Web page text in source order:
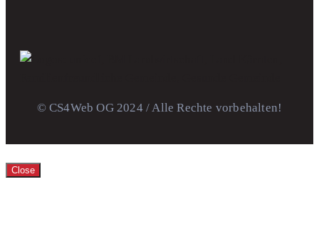
© CS4Web OG 2024 / Alle Rechte vorbehalten!
Close